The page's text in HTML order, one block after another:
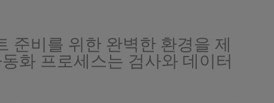
준비를 위한 완벽한 환경을 제
화 프로세스는 검사와 데이터